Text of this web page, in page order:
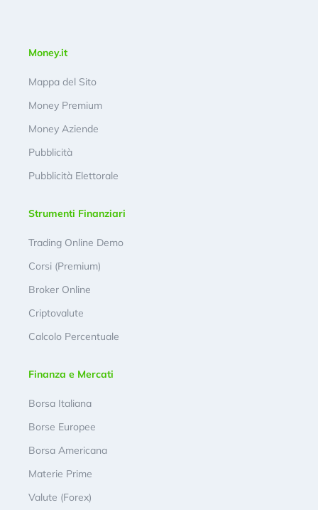
Money.it
Mappa del Sito
Money Premium
Money Aziende
Pubblicità
Pubblicità Elettorale
Strumenti Finanziari
Trading Online Demo
Corsi (Premium)
Broker Online
Criptovalute
Calcolo Percentuale
Finanza e Mercati
Borsa Italiana
Borse Europee
Borsa Americana
Materie Prime
Valute (Forex)